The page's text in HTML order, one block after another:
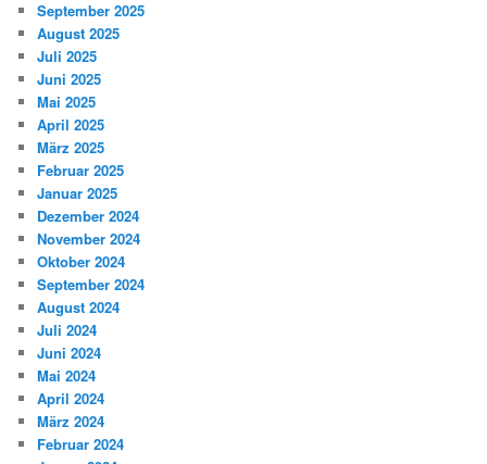
September 2025
August 2025
Juli 2025
Juni 2025
Mai 2025
April 2025
März 2025
Februar 2025
Januar 2025
Dezember 2024
November 2024
Oktober 2024
September 2024
August 2024
Juli 2024
Juni 2024
Mai 2024
April 2024
März 2024
Februar 2024